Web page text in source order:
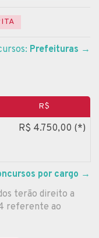
Prefeituras →
R$
R$ 4.750,00 (*)
por cargo →
terão direito a
referente ao